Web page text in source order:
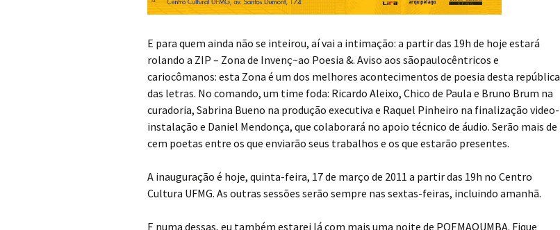
E para quem ainda não se inteirou, aí vai a intimação: a partir das 19h de hoje estará
rolando a ZIP – Zona de Invenç~ao Poesia &. Aviso aos sãopaulocêntricos e
cariocômanos: esta Zona é um dos melhores acontecimentos de poesia desta república
das letras. No comando, um time foda: Ricardo Aleixo, Chico de Paula e Bruno Brum na
curadoria, Sabrina Bueno na produção executiva e Raquel Pinheiro na finalização video-
instalação e Daniel Mendonça, que colaborará no apoio técnico de áudio. Serão mais de
cem poetas entre os que enviarão seus trabalhos e os que estarão presentes.
A inauguração é hoje, quinta-feira, 17 de março de 2011 a partir das 19h no Centro
Cultura UFMG. As outras sessões serão sempre nas sextas-feiras, incluindo amanhã.
E numa dessas, eu também estarei lá com mais uma noite de POEMAQUMBA. Fique